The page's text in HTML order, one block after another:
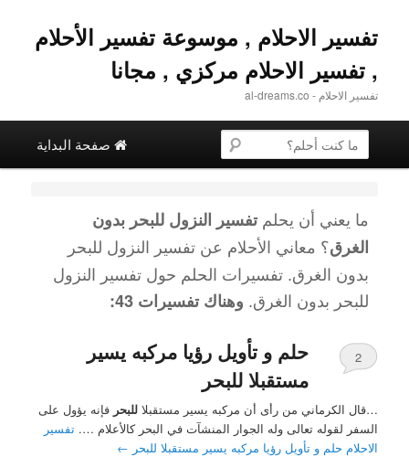
تفسير الاحلام , موسوعة تفسير الأحلام
, تفسير الاحلام مركزي , مجانا
تفسير الاحلام - al-dreams.co
القائمة الرئيسية
التخطي إلى المحتوى الأساسي
تخطي إلى المحتوى الثانوية صفحة البداية
البحث عن
ما يعني أن يحلمتفسير النزول للبحر بدون
الغرق؟ معاني الأحلام عنتفسير النزول للبحر
بدون الغرق. تفسيرات الحلم حولتفسير النزول
للبحر بدون الغرق. وهناك تفسيرات 43:
حلم و تأويل رؤيا مركبه يسير
مستقبلا للبحر
2
…قال الكرماني من رأى أن مركبه يسير مستقبلاللبحر فإنه يؤول على
السفر لقوله تعالى وله الجوار المنشآت في البحر كالأعلام ….تفسير
الاحلام حلم و تأويل رؤيا مركبه يسير مستقبلا للبحر ←